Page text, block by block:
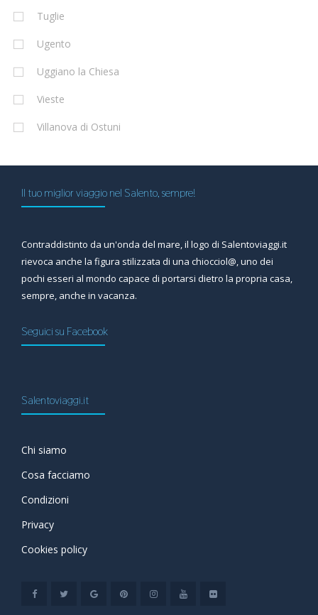
Tuglie
Ugento
Uggiano la Chiesa
Vieste
Villanova di Ostuni
Il tuo miglior viaggio nel Salento, sempre!
Contraddistinto da un'onda del mare, il logo di Salentoviaggi.it
rievoca anche la figura stilizzata di una chiocciol@, uno dei
pochi esseri al mondo capace di portarsi dietro la propria casa,
sempre, anche in vacanza.
Seguici su Facebook
Salentoviaggi.it
Chi siamo
Cosa facciamo
Condizioni
Privacy
Cookies policy